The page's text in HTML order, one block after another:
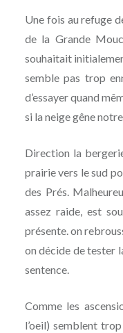
Une fois au refuge
de la Grande
souhaitait
semble pas trop
d’essayer quand
si la neige gêne
Direction la
prairie vers le sud
des Prés.
assez raide, est
présente. on
on décide de tester
sentence.
Comme les
l’oeil) semblent